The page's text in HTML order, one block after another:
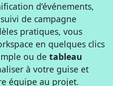
d’événements,
de campagne
pratiques, vous
en quelques clics
ou de tableau
à votre guise et
équipe au projet.